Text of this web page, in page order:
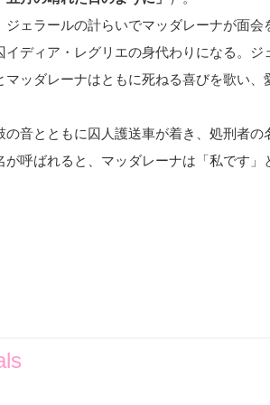
ェラールの計らいでマッダレーナが面会
ディア・レグリエの身代わりになる。
マッダレーナはともに死ねる喜びを歌い
音とともに囚人護送車が着き、処刑者の
が呼ばれると、マッダレーナは「私です